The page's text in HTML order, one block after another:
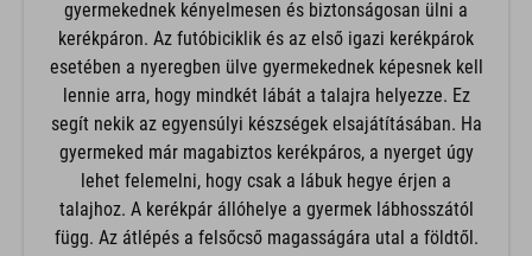
kerékpáron. Az futóbiciklik és az első igazi kerékpárok
esetében a nyeregben ülve gyermekednek képesnek kell
lennie arra, hogy mindkét lábát a talajra helyezze. Ez
segít nekik az egyensúlyi készségek elsajátításában. Ha
gyermeked már magabiztos kerékpáros, a nyerget úgy
lehet felemelni, hogy csak a lábuk hegye érjen a
talajhoz. A kerékpár állóhelye a gyermek lábhosszától
függ. Az átlépés a felsőcső magasságára utal a földtől.
Annak érdekében, hogy önbizalmat szerezzenek a